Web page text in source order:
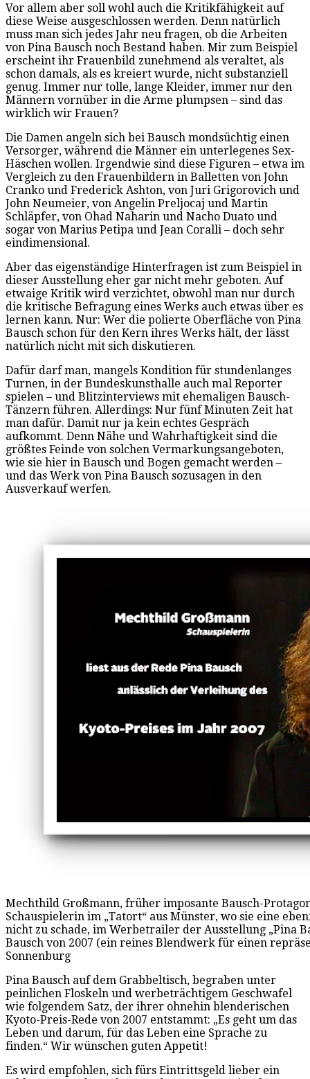
Vor allem aber soll wohl auch die Kritikfähigkeit auf
diese Weise ausgeschlossen werden. Denn natürlich
muss man sich jedes Jahr neu fragen, ob die Arbeiten
von Pina Bausch noch Bestand haben. Mir zum Beispiel
erscheint ihr Frauenbild zunehmend als veraltet, als
schon damals, als es kreiert wurde, nicht substanziell
genug. Immer nur tolle, lange Kleider, immer nur den
Männern vornüber in die Arme plumpsen – sind das
wirklich wir Frauen?
Die Damen angeln sich bei Bausch mondsüchtig einen
Versorger, während die Männer ein unterlegenes Sex-
Häschen wollen. Irgendwie sind diese Figuren – etwa im
Vergleich zu den Frauenbildern in Balletten von John
Cranko und Frederick Ashton, von Juri Grigorovich und
John Neumeier, von Angelin Preljocaj und Martin
Schläpfer, von Ohad Naharin und Nacho Duato und
sogar von Marius Petipa und Jean Coralli – doch sehr
eindimensional.
Aber das eigenständige Hinterfragen ist zum Beispiel in
dieser Ausstellung eher gar nicht mehr geboten. Auf
etwaige Kritik wird verzichtet, obwohl man nur durch
die kritische Befragung eines Werks auch etwas über es
lernen kann. Nur: Wer die polierte Oberfläche von Pina
Bausch schon für den Kern ihres Werks hält, der lässt
natürlich nicht mit sich diskutieren.
Dafür darf man, mangels Kondition für stundenlanges
Turnen, in der Bundeskunsthalle auch mal Reporter
spielen – und Blitzinterviews mit ehemaligen Bausch-
Tänzern führen. Allerdings: Nur fünf Minuten Zeit hat
man dafür. Damit nur ja kein echtes Gespräch
aufkommt. Denn Nähe und Wahrhaftigkeit sind die
größtes Feinde von solchen Vermarkungsangeboten,
wie sie hier in Bausch und Bogen gemacht werden –
und das Werk von Pina Bausch sozusagen in den
Ausverkauf werfen.
Mechthild Großmann, früher imposante Bausch-
Schauspielerin im „Tatort“ aus Münster, wo sie eine
nicht zu schade, im Werbetrailer der Ausstellung „Pina
Bausch von 2007 (ein reines Blendwerk für einen
Sonnenburg
Pina Bausch auf dem Grabbeltisch, begraben unter
peinlichen Floskeln und werbeträchtigem Geschwafel
wie folgendem Satz, der ihrer ohnehin blenderischen
Kyoto-Preis-Rede von 2007 entstammt: „Es geht um das
Leben und darum, für das Leben eine Sprache zu
finden.“ Wir wünschen guten Appetit!
Es wird empfohlen, sich fürs Eintrittsgeld lieber ein